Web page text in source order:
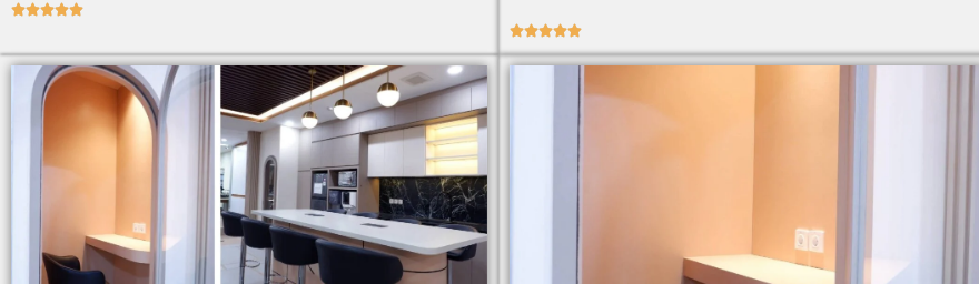

